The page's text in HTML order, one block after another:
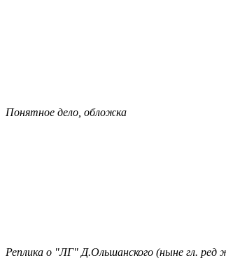
Понятное дело, обложка
Реплика о "ЛГ" Д.Ольшанского (ныне гл. ред